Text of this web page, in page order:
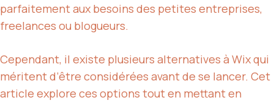
parfaitement aux besoins des petites entreprises,
freelances ou blogueurs.
Cependant, il existe plusieurs alternatives à Wix qui
méritent d’être considérées avant de se lancer. Cet
article explore ces options tout en mettant en